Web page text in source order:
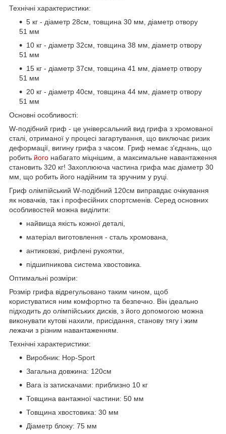
Технічні характеристики:
5 кг - діаметр 28см, товщина 30 мм, діаметр отвору
51 мм
10 кг - діаметр 32см, товщина 38 мм, діаметр отвору
51 мм
15 кг - діаметр 37см, товщина 41 мм, діаметр отвору
51 мм
20 кг - діаметр 40см, товщина 44 мм, діаметр отвору
51 мм
Основні особливості:
W-подібний гриф - це універсальний вид грифа з хромованої
сталі, отриманої у процесі загартування, що виключає ризик
деформації, вигину грифа з часом. Гриф немає з'єднань, що
робить його набагато міцнішим, а максимальне навантаження
становить 320 кг! Захоплююча частина грифа має діаметр 30
мм, що робить його надійним та зручним у руці.
Гриф олімпійський W-подібний 120см виправдає очікування
як новачків, так і професійних спортсменів. Серед основних
особливостей можна виділити:
найвища якість кожної деталі,
матеріал виготовлення - сталь хромована,
антиковзкі, рифлені рукоятки,
підшипникова система хвостовика.
Оптимальні розміри:
Розмір грифа відрегульовано таким чином, щоб
користуватися ним комфортно та безпечно. Він ідеально
підходить до олімпійських дисків, з його допомогою можна
виконувати кутові нахили, присідання, станову тягу і жим
лежачи з різним навантаженням.
Технічні характеристики:
Виробник: Hop-Sport
Загальна довжина: 120см
Вага із затискачами: приблизно 10 кг
Товщина вантажної частини: 50 мм
Товщина хвостовика: 30 мм
Діаметр блоку: 75 мм